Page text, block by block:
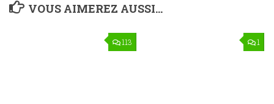
VOUS AIMEREZ AUSSI...
113 1